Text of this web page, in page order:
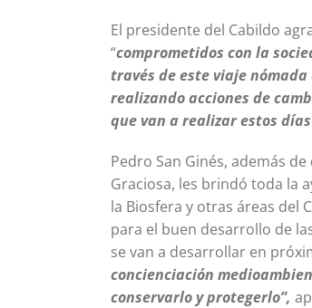
El presidente del Cabildo
“comprometidos con la
través de este viaje
realizando acciones de
que van a realizar estos
Pedro San Ginés, además
Graciosa, les brindó toda la
la Biosfera y otras áreas del
para el buen desarrollo de
se van a desarrollar en
concienciación
conservarlo y protegerlo”,